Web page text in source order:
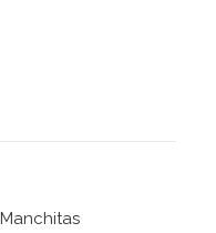
Manchitas